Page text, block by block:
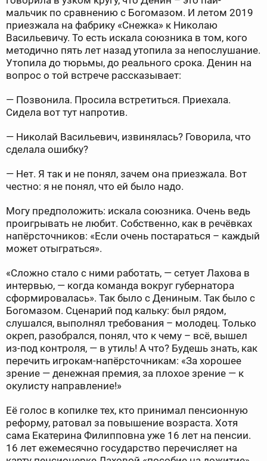
мальчик по сравнению с Богомазом. И летом 2019
приезжала на фабрику «Снежка» к Николаю
Васильевичу. То есть искала союзника в том, кого
методично пять лет назад утопила за непослушание.
Утопила до тюрьмы, до реального срока. Денин на
вопрос о той встрече рассказывает:
— Позвонила. Просила встретиться. Приехала.
Сидела вот тут напротив.
— Николай Васильевич, извинялась? Говорила, что
сделала ошибку?
— Нет. Я так и не понял, зачем она приезжала. Вот
честно: я не понял, что ей было надо.
Могу предположить: искала союзника. Очень ведь
проигрывать не любит. Собственно, как в речёвках
напёрсточников: «Если очень постараться – каждый
может отыграться».
«Сложно стало с ними работать, — сетует Лахова в
интервью, — когда команда вокруг губернатора
сформировалась». Так было с Дениным. Так было с
Богомазом. Сценарий под кальку: был рядом,
слушался, выполнял требования – молодец. Только
окреп, разобрался, понял, что к чему – всё, вышел
из-под контроля, — в утиль! А что? Будешь знать, как
перечить игрокам-напёрсточникам: «За хорошее
зрение — денежная премия, за плохое зрение — к
окулисту направление!»
Её голос в копилке тех, кто принимал пенсионную
реформу, ратовал за повышение возраста. Хотя
сама Екатерина Филипповна уже 16 лет на пенсии.
16 лет ежемесячно государство перечисляет на